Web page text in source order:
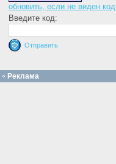
обновить, если не виден код
Введите код:
Реклама